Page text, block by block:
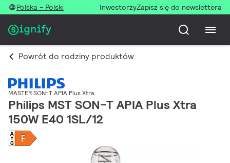
Polska - Polski InwestorzyZapisz się do newslettera
Powrót do rodziny produktów
MASTER SON-T APIA Plus Xtra
Philips MST SON-T APIA Plus Xtra
150W E40 1SL/12